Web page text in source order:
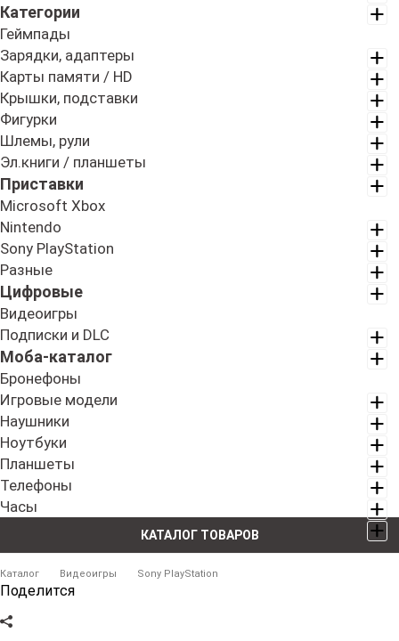
КАТАЛОГ ТОВАРОВ
Категории
Геймпады
Зарядки, адаптеры
Карты памяти / HD
Крышки, подставки
Фигурки
Шлемы, рули
Эл.книги / планшеты
Приставки
Microsoft Xbox
Nintendo
Sony PlayStation
Разные
Цифровые
Видеоигры
Подписки и DLC
Моба-каталог
Бронефоны
Игровые модели
Наушники
Ноутбуки
Планшеты
Телефоны
Часы
Каталог Видеоигры Sony PlayStation
Поделится